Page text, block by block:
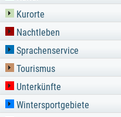
Kurorte
Nachtleben
Sprachenservice
Tourismus
Unterkünfte
Wintersportgebiete